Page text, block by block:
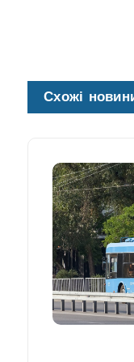
Схожі